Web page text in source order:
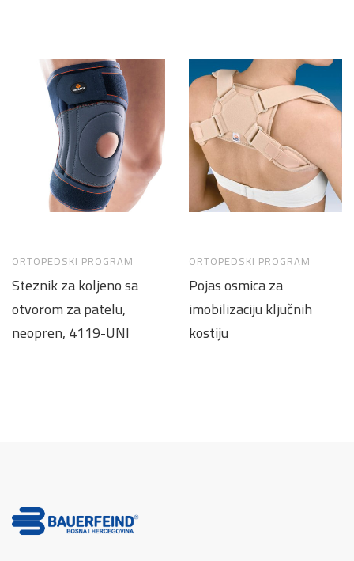
ORTOPEDSKI PROGRAM
Steznik za koljeno sa
otvorom za patelu,
neopren, 4119-UNI
ORTOPEDSKI PROGRAM
Pojas osmica za
imobilizaciju ključnih
kostiju